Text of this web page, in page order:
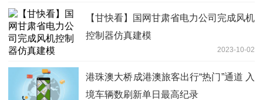
【甘快看】国网甘肃省电力公司完成风机
控制器仿真建模
2023-10-02
港珠澳大桥成港澳旅客出行“热门”通道 入
境车辆数刷新单日最高纪录